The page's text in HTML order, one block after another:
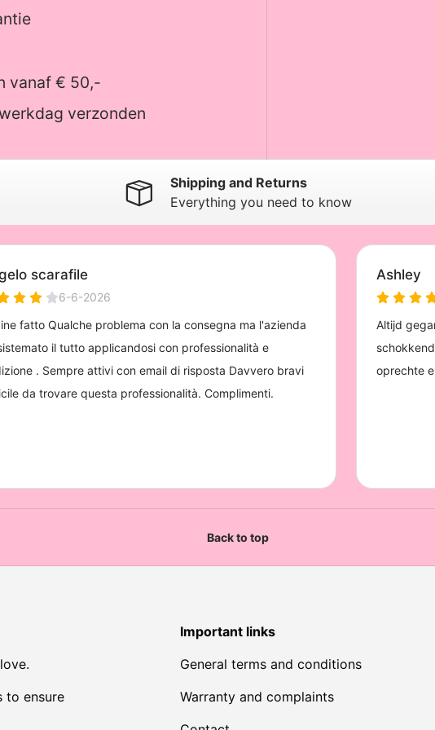
vanaf € 50,-
verzonden
Shipping and Returns
Everything you need to know
Back to top
to ensure
Important links
General terms and conditions
Warranty and complaints